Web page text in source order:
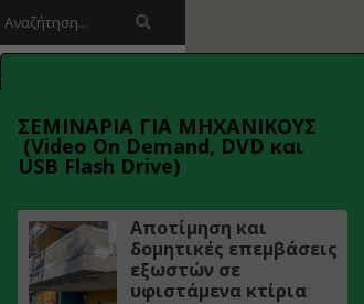
ΣΕΜΙΝΑΡΙΑ ΓΙΑ ΜΗΧΑΝΙΚΟΥΣ
(Video On Demand, DVD και
USB Flash Drive)
Αποτίμηση και
δομητικές επεμβάσεις
εξωστών σε
υφιστάμενα κτίρια